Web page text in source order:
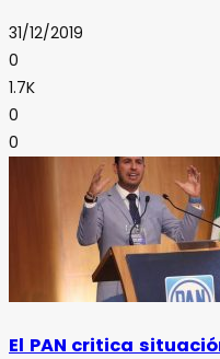
31/12/2019
0
1.7K
0
0
El PAN critica